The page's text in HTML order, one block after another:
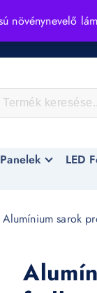
növénynevelő
LED
sarok